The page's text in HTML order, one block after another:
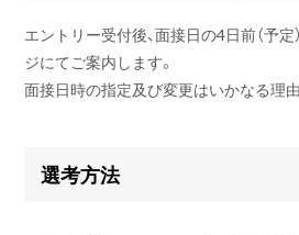
エントリー受付後、面接日の4日前（予
ジにてご案内します。
面接日時の指定及び変更はいかなる理
選考方法